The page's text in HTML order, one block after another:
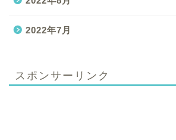
2022年7月
スポンサーリンク